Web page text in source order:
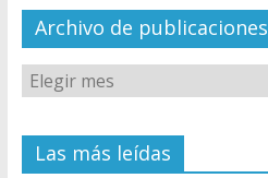
el
Archivo de publicaciones
Las más leídas